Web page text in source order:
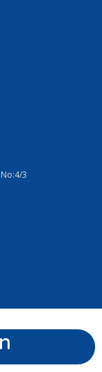
3